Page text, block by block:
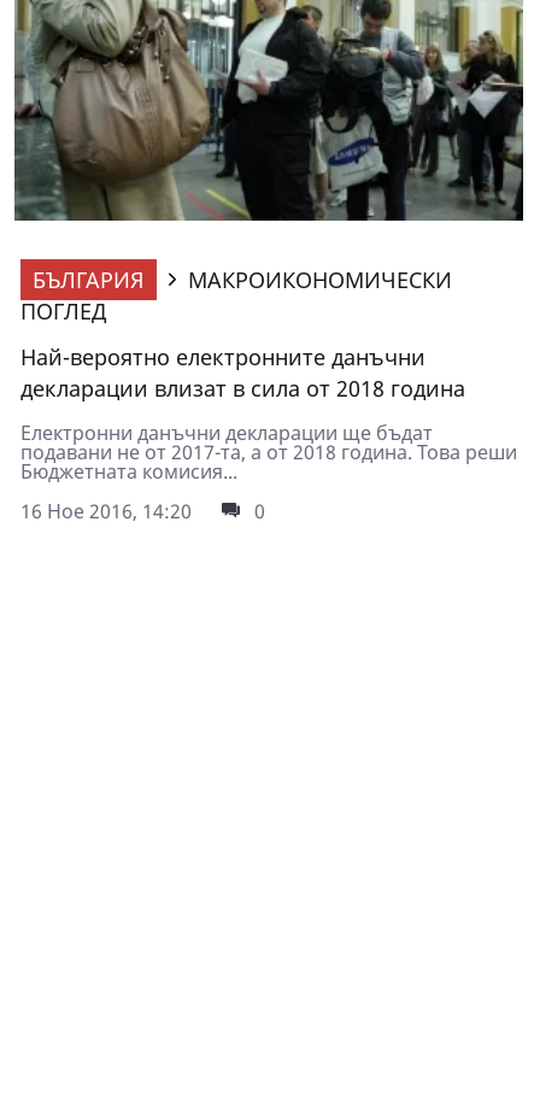
БЪЛГАРИЯ
МАКРОИКОНОМИЧЕСКИ
ПОГЛЕД
Най-вероятно електронните данъчни
декларации влизат в сила от 2018 година
Електронни данъчни декларации ще бъдат
подавани не от 2017-та, а от 2018 година. Това реши
Бюджетната комисия...
16 Ное 2016, 14:20
0